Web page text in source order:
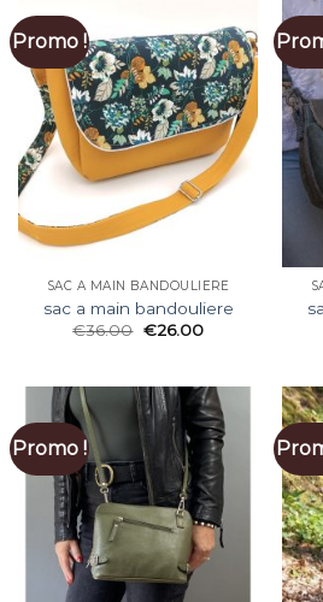
Promo !
SAC A MAIN BANDOULIERE
sac a main bandouliere
€36.00 €26.00
Promo !